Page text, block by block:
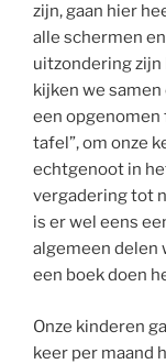
zijn, gaan hier
alle schermen
uitzondering
kijken we samen
een opgenomen
tafel”, om onze
echtgenoot in
vergadering tot
is er wel eens
algemeen delen
een boek doen
Onze kinderen
keer per maand